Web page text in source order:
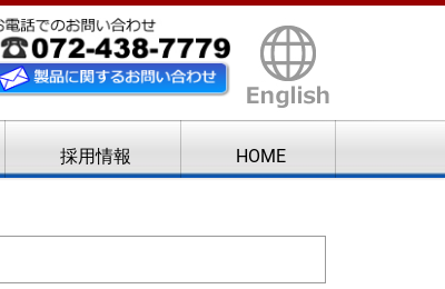
採用情報 HOME